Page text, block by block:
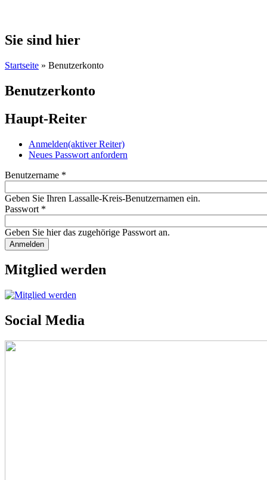
Sie sind hier
Startseite » Benutzerkonto
Benutzerkonto
Haupt-Reiter
Anmelden(aktiver Reiter)
Neues Passwort anfordern
Benutzername *
Geben Sie Ihren Lassalle-Kreis-Benutzernamen ein.
Passwort *
Geben Sie hier das zugehörige Passwort an.
Mitglied werden
Social Media